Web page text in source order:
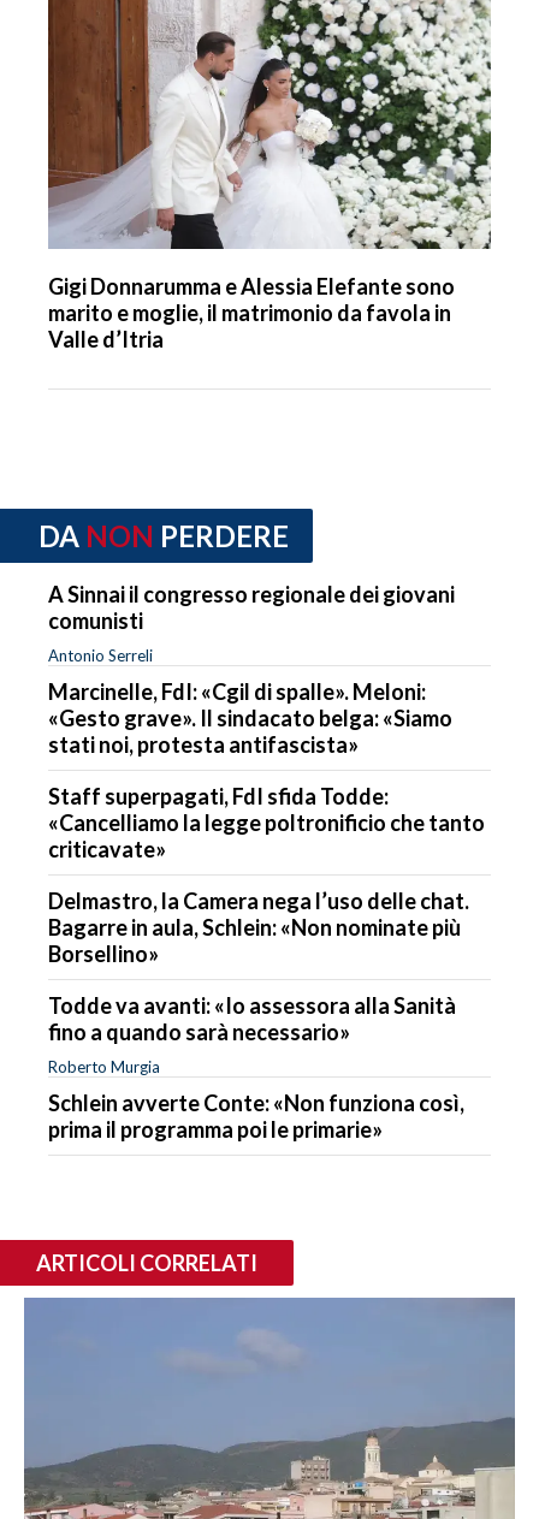
Gigi Donnarumma e Alessia Elefante sono
marito e moglie, il matrimonio da favola in
Valle d’Itria
DA NON PERDERE
A Sinnai il congresso regionale dei giovani
comunisti
Antonio Serreli
Marcinelle, FdI: «Cgil di spalle». Meloni:
«Gesto grave». Il sindacato belga: «Siamo
stati noi, protesta antifascista»
Staff superpagati, FdI sfida Todde:
«Cancelliamo la legge poltronificio che tanto
criticavate»
Delmastro, la Camera nega l’uso delle chat.
Bagarre in aula, Schlein: «Non nominate più
Borsellino»
Todde va avanti: «Io assessora alla Sanità
fino a quando sarà necessario»
Roberto Murgia
Schlein avverte Conte: «Non funziona così,
prima il programma poi le primarie»
ARTICOLI CORRELATI